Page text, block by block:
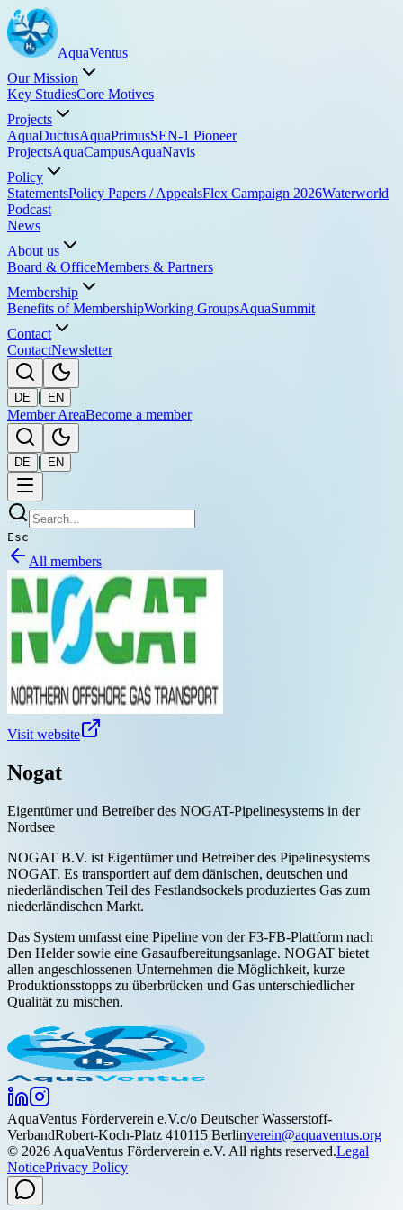
AquaVentus
Our Mission
Key StudiesCore Motives
Projects
AquaDuctusAquaPrimusSEN-1 Pioneer
ProjectsAquaCampusAquaNavis
Policy
StatementsPolicy Papers / AppealsFlex Campaign 2026Waterworld
Podcast
News
About us
Board & OfficeMembers & Partners
Membership
Benefits of MembershipWorking GroupsAquaSummit
Contact
ContactNewsletter
DE | EN
Member AreaBecome a member
DE | EN
Esc
All members
Visit website
Nogat
Eigentümer und Betreiber des NOGAT-Pipelinesystems in der
Nordsee
NOGAT B.V. ist Eigentümer und Betreiber des Pipelinesystems
NOGAT. Es transportiert auf dem dänischen, deutschen und
niederländischen Teil des Festlandsockels produziertes Gas zum
niederländischen Markt.
Das System umfasst eine Pipeline von der F3-FB-Plattform nach
Den Helder sowie eine Gasaufbereitungsanlage. NOGAT bietet
allen angeschlossenen Unternehmen die Möglichkeit, kurze
Produktionsstopps zu überbrücken und Gas unterschiedlicher
Qualität zu mischen.
AquaVentus Förderverein e.V.c/o Deutscher Wasserstoff-
VerbandRobert-Koch-Platz 410115 Berlinverein@aquaventus.org
© 2026 AquaVentus Förderverein e.V. All rights reserved.Legal
NoticePrivacy Policy